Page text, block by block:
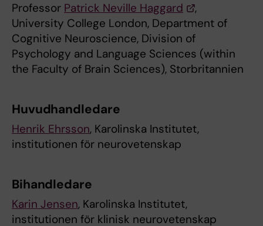
Professor Patrick Neville Haggard
,
University College London, Department of
Cognitive Neuroscience, Division of
Psychology and Language Sciences (within
the Faculty of Brain Sciences), Storbritannien
Huvudhandledare
Henrik Ehrsson, Karolinska Institutet,
institutionen för neurovetenskap
Bihandledare
Karin Jensen, Karolinska Institutet,
institutionen för klinisk neurovetenskap